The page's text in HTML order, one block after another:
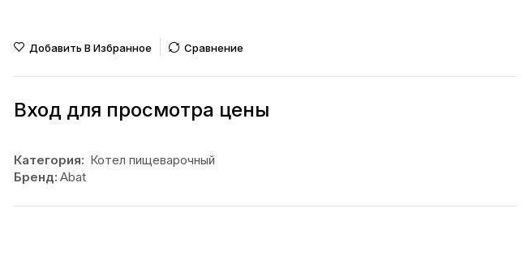
Добавить В Избранное Сравнение
Вход для просмотра цены
Категория: Котел пищеварочный
Бренд: Abat